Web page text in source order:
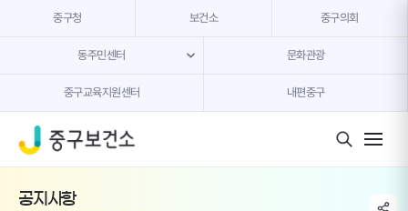
중구청 보건소 중구의회
동주민센터 문화관광
중구교육지원센터 내편중구
공지사항 share